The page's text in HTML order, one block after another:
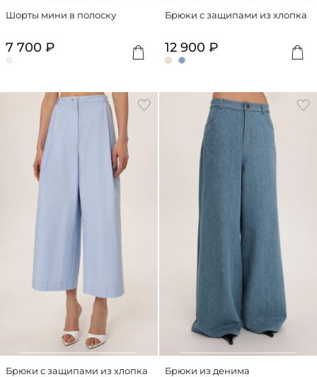
Шорты мини в полоску
7 700 ₽
Брюки с защипами из хлопка
12 900 ₽
Брюки с защипами из хлопка Брюки из денима